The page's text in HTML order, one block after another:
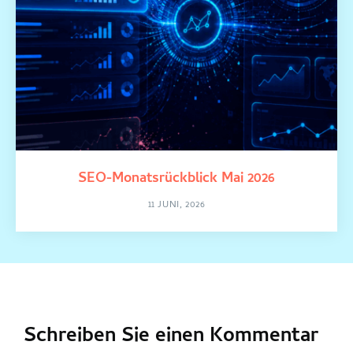
SEO-Monatsrückblick Mai 2026
11 JUNI, 2026
Schreiben Sie einen Kommentar